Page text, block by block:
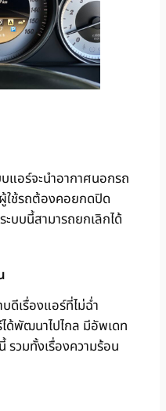
แอร์จะนำอากาศนอกรถ
ใช้รถต้องคอยกดปิด
บบนี้สามารถยกเลิกได้
ดีเรื่องแอร์ที่ไม่ฉ่ำ
ด้พัฒนาไปไกล มีอัพเดท
รวมทั้งเรื่องความร้อน